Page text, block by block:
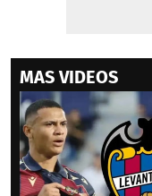
MAS VIDEOS